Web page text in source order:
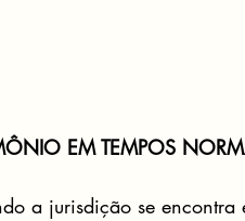
EM TEMPOS
a jurisdição se encontra